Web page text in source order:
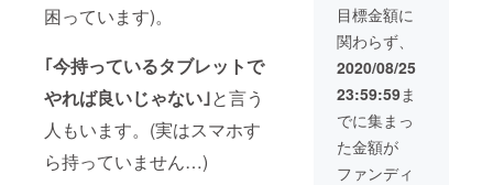
困っています)。
｢今持っているタブレットで
やれば良いじゃない｣と言う
人もいます。(実はスマホす
ら持っていません…)
目標金額に
関わらず、
2020/08/25
23:59:59ま
でに集まっ
た金額が
ファンディ